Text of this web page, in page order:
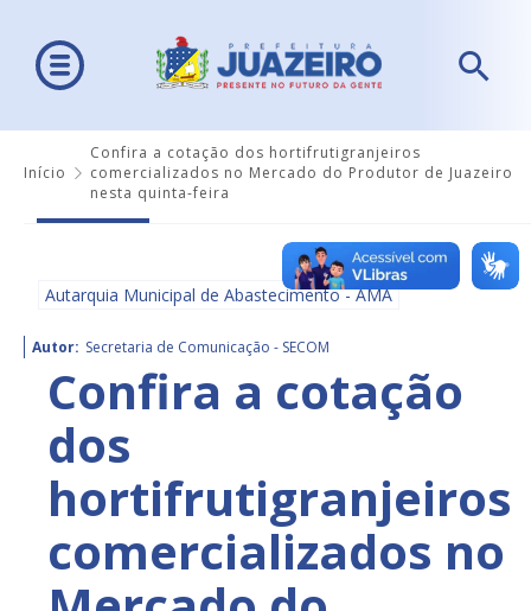
Início
Confira a cotação dos hortifrutigranjeiros
comercializados no Mercado do Produtor de Juazeiro
nesta quinta-feira
Autarquia Municipal de Abastecimento - AMA
Autor: Secretaria de Comunicação - SECOM
Confira a cotação
dos
hortifrutigranjeiros
comercializados no